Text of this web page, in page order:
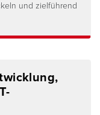
und zielführend